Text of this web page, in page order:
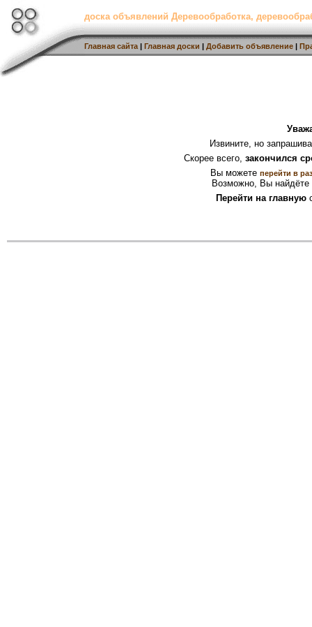
доска объявлений Деревообработка,
Главная сайта | Главная доски | Добавить объявление |
Извините, но
Скорее всего, закончился
Вы можете перейти в
Возможно, Вы найдёте
Перейти на главную